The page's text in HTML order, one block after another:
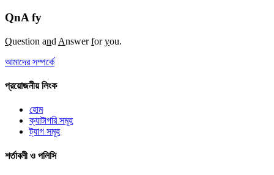
QnAfy
Question and Answerforyou.
আমাদের সম্পর্কে
প্রয়োজনীয় লিংক
হোম
ক্যাটাগরি সমূহ
ট্যাগ সমূহ
শর্তাবলী ও পলিসি